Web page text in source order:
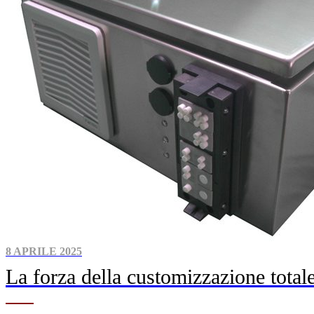
8 APRILE 2025
La forza della customizzazione